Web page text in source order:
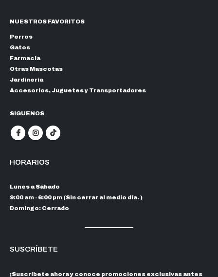
NUESTROS FAVORITOS
Perros
Gatos
Farmacia
Otras Mascotas
Jardinería
Accesorios, Juguetes y Transportadores
SIGUENOS
HORARIOS
Lunes a Sábado
9:00 am - 6:00 pm (Sin cerrar al medio día. )
Domingo: Cerrado
SUSCRÍBETE
¡Suscríbete ahora y conoce promociones exclusivas antes